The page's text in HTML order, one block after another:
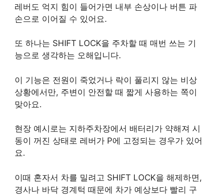
레버도 억지 힘이 들어가면 내부 손상이나 버튼 파
손으로 이어질 수 있어요.
또 하나는 SHIFT LOCK을 주차할 때 매번 쓰는 기
능으로 생각하는 오해입니다.
이 기능은 전원이 죽었거나 락이 풀리지 않는 비상
상황에서만, 주변이 안전할 때 짧게 사용하는 쪽이
맞아요.
현장 예시로는 지하주차장에서 배터리가 약해져 시
동이 꺼진 상태로 레버가 P에 고정되는 경우가 있어
요.
이때 혼자서 차를 밀려고 SHIFT LOCK을 해제하면,
경사나 바닥 경계턱 때문에 차가 예상보다 빨리 구